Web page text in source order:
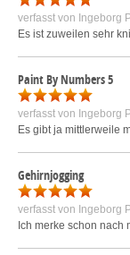
verfasst von Ingeborg
Es ist zuweilen sehr
Paint By Numbers 5
verfasst von Ingeborg
Es gibt ja mittlerweile
Gehirnjogging
verfasst von Ingeborg
Ich merke schon